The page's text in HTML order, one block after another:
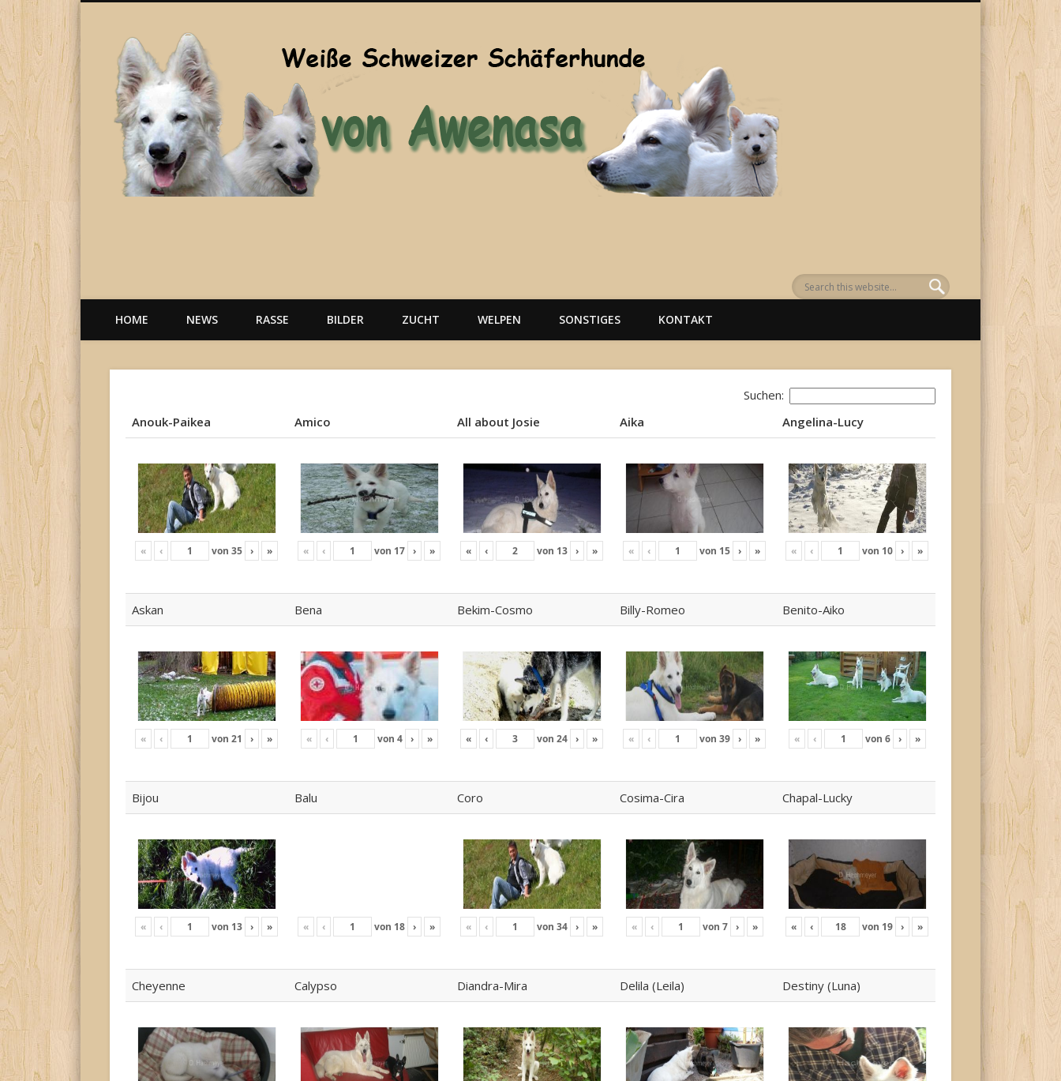
Welpen, weiße Schäferhunde, Hunde, Berger Blanc Suisse
HOME NEWS RASSE BILDER ZUCHT WELPEN SONSTIGES KONTAKT
Suchen:
Anouk-Paikea
Amico All about Josie Aika
Angelina-Lucy
« ‹ von35 › » « ‹ von 17 › » « ‹ von 13 › » « ‹ von 15 › » « ‹ von 10 › »
Askan Bena Bekim-Cosmo Billy-Romeo Benito-Aiko
« ‹ von21 › » « ‹ von 4 › » « ‹ von24 › » « ‹ von39 › » « ‹ von 6 › »
Bijou Balu Coro Cosima-Cira Chapal-Lucky
« ‹ von 13 › » « ‹ von 18 › » « ‹ von34 › » « ‹ von 7 › » « ‹ von 19 › »
Cheyenne Calypso Diandra-Mira Delila (Leila) Destiny (Luna)